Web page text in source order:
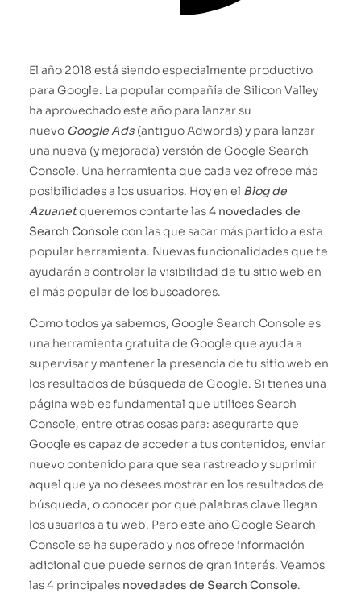
El año 2018 está siendo especialmente productivo
para Google. La popular compañía de Silicon Valley
ha aprovechado este año para lanzar su
nuevo Google Ads (antiguo Adwords) y para lanzar
una nueva (y mejorada) versión de Google Search
Console. Una herramienta que cada vez ofrece más
posibilidades a los usuarios. Hoy en el Blog de
Azuanetqueremos contarte las4 novedades de
Search Console con las que sacar más partido a esta
popular herramienta. Nuevas funcionalidades que te
ayudarán a controlar la visibilidad de tu sitio web en
el más popular de los buscadores.
Como todos ya sabemos, Google Search Console es
una herramienta gratuita de Google que ayuda a
supervisar y mantener la presencia de tu sitio web en
los resultados de búsqueda de Google. Si tienes una
página web es fundamental que utilices Search
Console, entre otras cosas para: asegurarte que
Google es capaz de acceder a tus contenidos, enviar
nuevo contenido para que sea rastreado y suprimir
aquel que ya no desees mostrar en los resultados de
búsqueda, o conocer por qué palabras clave llegan
los usuarios a tu web. Pero este año Google Search
Console se ha superado y nos ofrece información
adicional que puede sernos de gran interés. Veamos
las 4 principales novedades de Search Console.